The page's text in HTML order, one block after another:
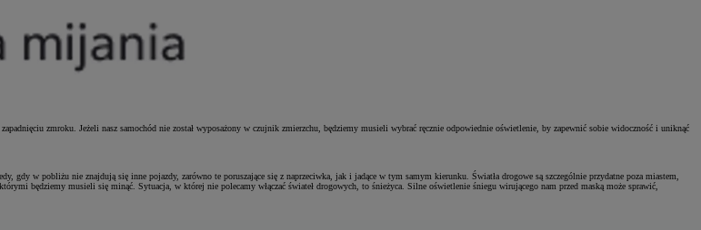
zmroku. Jeżeli nasz samochód nie został wyposażony w czujnik zmierzchu, będziemy musieli wybrać ręcznie odpowiednie oświetlenie, by zapewnić sobie widoczność i uniknąć
gdy w pobliżu nie znajdują się inne pojazdy, zarówno te poruszające się z naprzeciwka, jak i jadące w tym samym kierunku. Światła drogowe są szczególnie przydatne poza miastem,
będziemy musieli się minąć. Sytuacja, w której nie polecamy włączać świateł drogowych, to śnieżyca. Silne oświetlenie śniegu wirującego nam przed maską może sprawić,